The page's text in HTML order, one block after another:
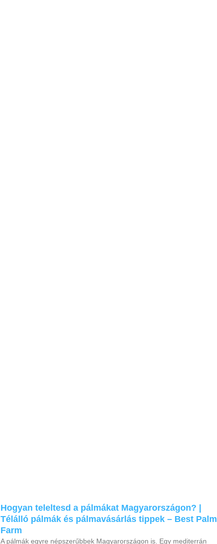
Hogyan teleltesd a pálmákat Magyarországon? |
Télálló pálmák és pálmavásárlás tippek – Best Palm
Farm
A pálmák egyre népszerűbbek Magyarországon is. Egy mediterrán